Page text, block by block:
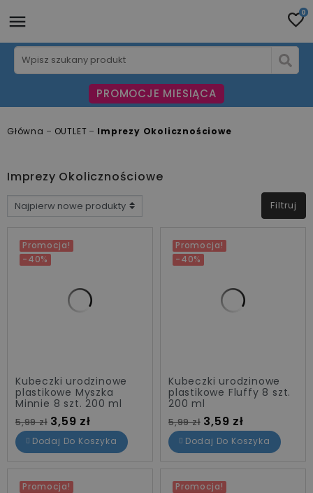
0
PROMOCJE MIESIĄCA
Główna OUTLET Imprezy Okolicznościowe
PRODUCENCI
Imprezy Okolicznościowe
Filtruj
Promocja!
-40%
Kubeczki urodzinowe
plastikowe Myszka
Minnie 8 szt. 200 ml
Cena standardowa
5,99 zł Cena
3,59 zł
Dodaj Do Koszyka
Promocja!
-40%
Kubeczki urodzinowe
plastikowe Fluffy 8 szt.
200 ml
Cena standardowa
5,99 zł Cena
3,59 zł
Dodaj Do Koszyka
Promocja!
Promocja!